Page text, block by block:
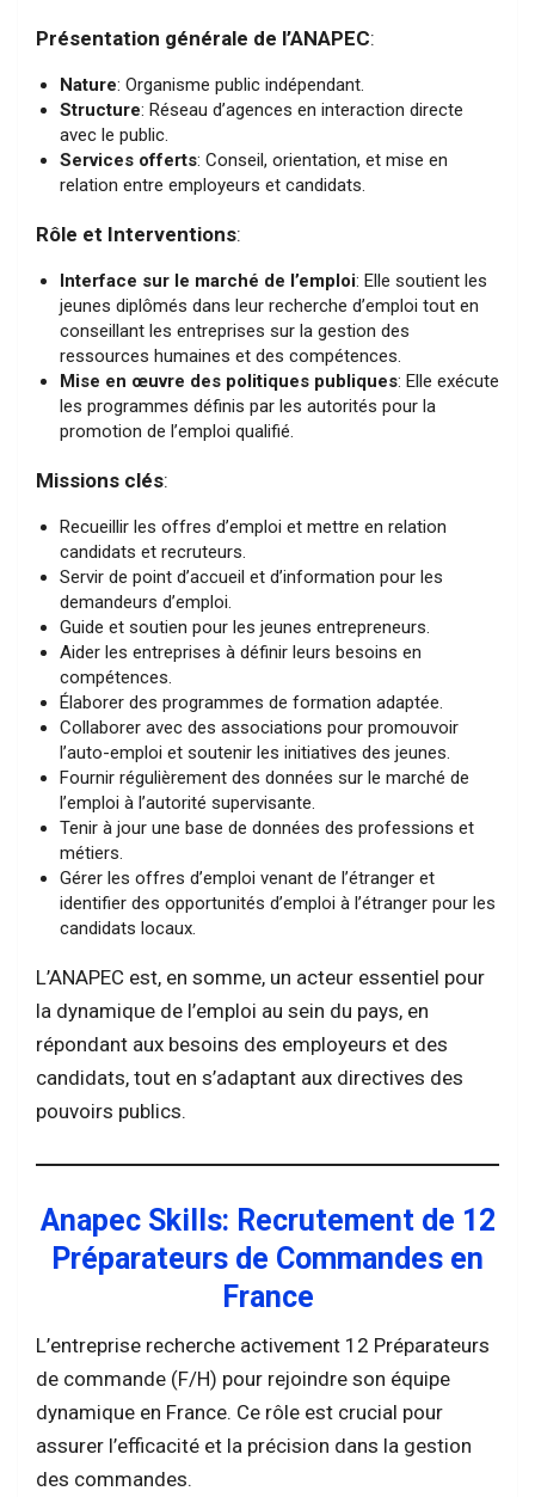
Présentation générale de l’ANAPEC:
Nature: Organisme public indépendant.
Structure: Réseau d’agences en interaction directe
avec le public.
Services offerts: Conseil, orientation, et mise en
relation entre employeurs et candidats.
Rôle et Interventions:
Interface sur le marché de l’emploi: Elle soutient les
jeunes diplômés dans leur recherche d’emploi tout en
conseillant les entreprises sur la gestion des
ressources humaines et des compétences.
Mise en œuvre des politiques publiques: Elle exécute
les programmes définis par les autorités pour la
promotion de l’emploi qualifié.
Missions clés:
Recueillir les offres d’emploi et mettre en relation
candidats et recruteurs.
Servir de point d’accueil et d’information pour les
demandeurs d’emploi.
Guide et soutien pour les jeunes entrepreneurs.
Aider les entreprises à définir leurs besoins en
compétences.
Élaborer des programmes de formation adaptée.
Collaborer avec des associations pour promouvoir
l’auto-emploi et soutenir les initiatives des jeunes.
Fournir régulièrement des données sur le marché de
l’emploi à l’autorité supervisante.
Tenir à jour une base de données des professions et
métiers.
Gérer les offres d’emploi venant de l’étranger et
identifier des opportunités d’emploi à l’étranger pour les
candidats locaux.
L’ANAPEC est, en somme, un acteur essentiel pour
la dynamique de l’emploi au sein du pays, en
répondant aux besoins des employeurs et des
candidats, tout en s’adaptant aux directives des
pouvoirs publics.
Anapec Skills: Recrutement de 12
Préparateurs de Commandes en
France
L’entreprise recherche activement 12 Préparateurs
de commande (F/H) pour rejoindre son équipe
dynamique en France. Ce rôle est crucial pour
assurer l’efficacité et la précision dans la gestion
des commandes.